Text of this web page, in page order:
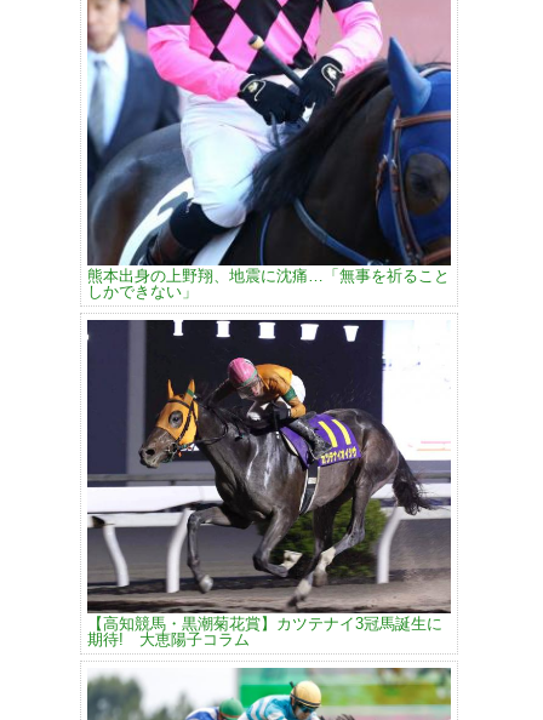
熊本出身の上野翔、地震に沈痛…「無事を祈ること
しかできない」
【高知競馬・黒潮菊花賞】カツテナイ3冠馬誕生に
期待! 大恵陽子コラム